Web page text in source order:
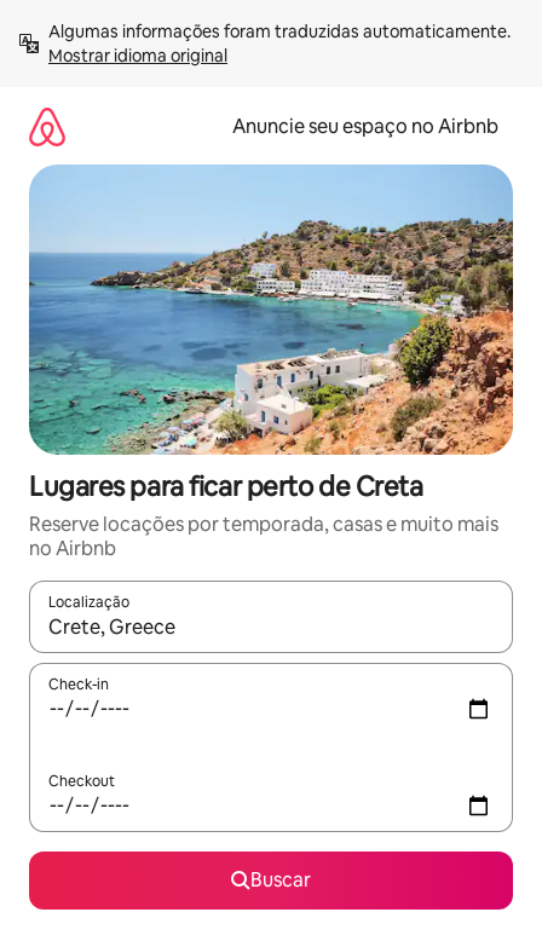
para
Mostrar idioma original
Anuncie seu espaço no Airbnb
Lugares para ficar perto de Creta
Reserve locações por temporada, casas e muito mais
no Airbnb
Localização
Quando os resultados estiverem disponíveis, explore-os
Check-in
Checkout
Buscar